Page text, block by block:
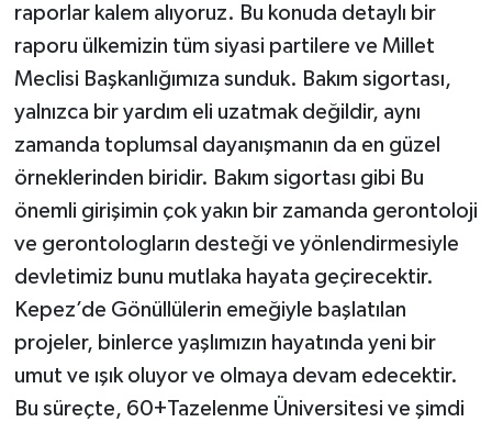
raporlar kalem alıyoruz. Bu konuda detaylı bir
raporu ülkemizin tüm siyasi partilere ve Millet
Meclisi Başkanlığımıza sunduk. Bakım sigortası,
yalnızca bir yardım eli uzatmak değildir, aynı
zamanda toplumsal dayanışmanın da en güzel
örneklerinden biridir. Bakım sigortası gibi Bu
önemli girişimin çok yakın bir zamanda gerontoloji
ve gerontologların desteği ve yönlendirmesiyle
devletimiz bunu mutlaka hayata geçirecektir.
Kepez’de Gönüllülerin emeğiyle başlatılan
projeler, binlerce yaşlımızın hayatında yeni bir
umut ve ışık oluyor ve olmaya devam edecektir.
Bu süreçte, 60+Tazelenme Üniversitesi ve şimdi